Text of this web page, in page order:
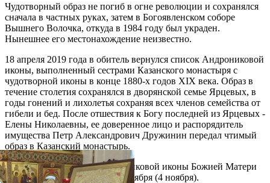
Чудотворный образ не погиб в огне революции и сохранялся
сначала в частных руках, затем в Богоявленском соборе
Вышнего Волочка, откуда в 1984 году был украден.
Нынешнее его местонахождение неизвестно.
18 апреля 2019 года в обитель вернулся список Андрониковой
иконы, выполненный сестрами Казанского монастыря с
чудотворной иконы в конце 1880-х годов ХIX века. Образ в
течение столетия сохранялся в дворянской семье Ярцевых, в
годы гонений и лихолетья сохраняя всех членов семейства от
гибели и бед. После отшествия к Богу последней из Ярцевых -
Елены Николаевны, ее доверенное лицо и распорядитель
имущества Петр Александрович Дружинин передал чтимый
образ в Казанский монастырь.
Празднование в честь Андрониковой иконы Божией Матери
совершается 1 (14) мая и 22 октября (4 ноября).